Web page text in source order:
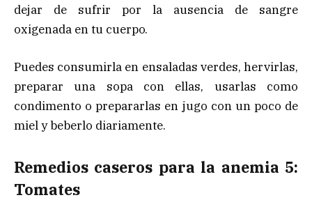
dejar de sufrir por la ausencia de sangre
oxigenada en tu cuerpo.
Puedes consumirla en ensaladas verdes, hervirlas,
preparar una sopa con ellas, usarlas como
condimento o prepararlas en jugo con un poco de
miel y beberlo diariamente.
Remedios caseros para la anemia 5:
Tomates